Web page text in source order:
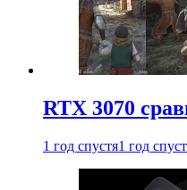
RTX 3070
1 год спустя1 год